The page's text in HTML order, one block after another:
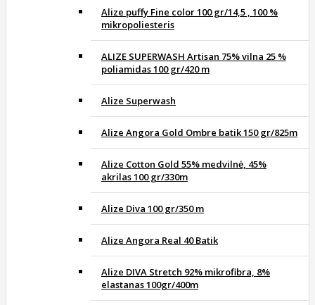
Alize puffy Fine color 100 gr/14,5 , 100 %
mikropoliesteris
ALIZE SUPERWASH Artisan 75% vilna 25 %
poliamidas 100 gr/420 m
Alize Superwash
Alize Angora Gold Ombre batik 150 gr/825m
Alize Cotton Gold 55% medvilnė, 45%
akrilas 100 gr/330m
Alize Diva 100 gr/350 m
Alize Angora Real 40 Batik
Alize DIVA Stretch 92% mikrofibra, 8%
elastanas 100gr/400m